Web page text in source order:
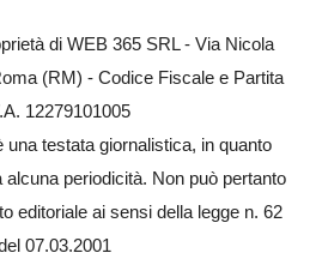
di WEB 365 SRL - Via Nicola
(RM) - Codice Fiscale e Partita
12279101005
una testata giornalistica, in quanto
periodicità. Non può pertanto
editoriale ai sensi della legge n. 62
07.03.2001